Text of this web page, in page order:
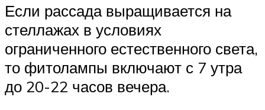
Если рассада выращивается на
стеллажах в условиях
ограниченного естественного света,
то фитолампы включают с 7 утра
до 20-22 часов вечера.